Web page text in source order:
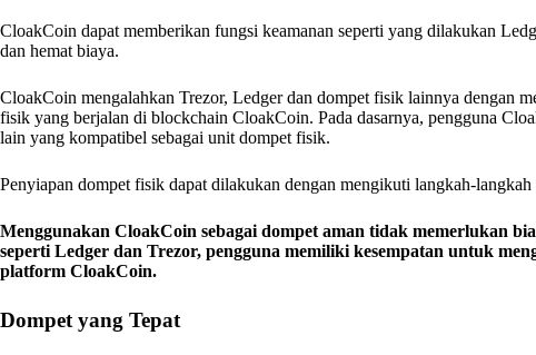
CloakCoin dapat memberikan fungsi keamanan seperti yang dilakukan
dan hemat biaya.
CloakCoin mengalahkan Trezor, Ledger dan dompet fisik lainnya dengan
fisik yang berjalan di blockchain CloakCoin. Pada dasarnya, pengguna
lain yang kompatibel sebagai unit dompet fisik.
Penyiapan dompet fisik dapat dilakukan dengan mengikuti langkah-langkah
Menggunakan CloakCoin sebagai dompet aman tidak memerlukan
seperti Ledger dan Trezor, pengguna memiliki kesempatan untuk
platform CloakCoin.
Dompet yang Tepat